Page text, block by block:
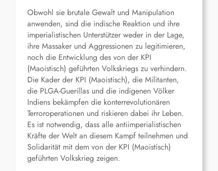
Obwohl sie brutale Gewalt und Manipulation
anwenden, sind die indische Reaktion und ihre
imperialistischen Unterstützer weder in der Lage,
ihre Massaker und Aggressionen zu legitimieren,
noch die Entwicklung des von der KPI
(Maoistisch) geführten Volkskriegs zu verhindern.
Die Kader der KPI (Maoistisch), die Militanten,
die PLGA-Guerillas und die indigenen Völker
Indiens bekämpfen die konterrevolutionären
Terroroperationen und riskieren dabei ihr Leben.
Es ist notwendig, dass alle antiimperialistischen
Kräfte der Welt an diesem Kampf teilnehmen und
Solidarität mit dem von der KPI (Maoistisch)
geführten Volkskrieg zeigen.